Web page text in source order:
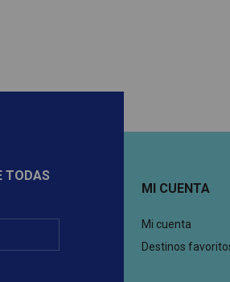
TODAS
MI CUENTA
Mi cuenta
Destinos